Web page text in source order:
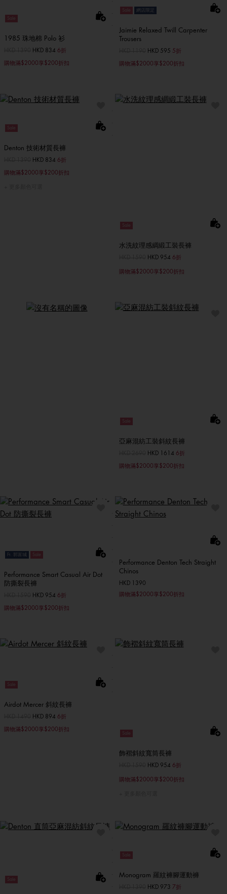
Sale
1985 珠地棉 Polo 衫
至HKD 834 6折
購物滿$2000享$200折扣
Sale 網店限定
Jaimie Relaxed Twill Carpenter
Trousers
至HKD 595 5折
購物滿$2000享$200折扣
Sale
Denton 技術材質長褲
至HKD 834 6折
購物滿$2000享$200折扣
Sale
水洗紋理感綢緞工裝長褲
至HKD 954 6折
購物滿$2000享$200折扣
Sale
亞麻混紡工裝斜紋長褲
至HKD 1614 6折
購物滿$2000享$200折扣
Ft. 郭富城 Sale
Performance Smart Casual Air Dot
防撕裂長褲
至HKD 954 6折
購物滿$2000享$200折扣
Performance Denton Tech Straight
Chinos
HKD 1390
購物滿$2000享$200折扣
Sale
Airdot Mercer 斜紋長褲
至HKD 894 6折
購物滿$2000享$200折扣
Sale
飾褶斜紋寬筒長褲
至HKD 954 6折
購物滿$2000享$200折扣
Sale
Sale
Monogram 羅紋褲腳運動褲
至HKD 973 7折